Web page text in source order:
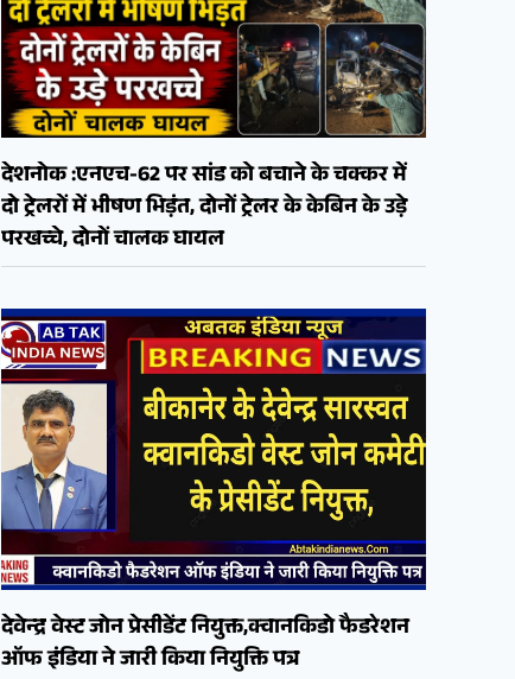
देशनोक :एनएच-62 पर सांड को बचाने के चक्कर में
दो ट्रेलरों में भीषण भिड़ंत, दोनों ट्रेलर के केबिन के उड़े
परखच्चे, दोनों चालक घायल
देवेन्द्र वेस्ट जोन प्रेसीडेंट नियुक्त,क्वानकिडो फैडरेशन
ऑफ इंडिया ने जारी किया नियुक्ति पत्र